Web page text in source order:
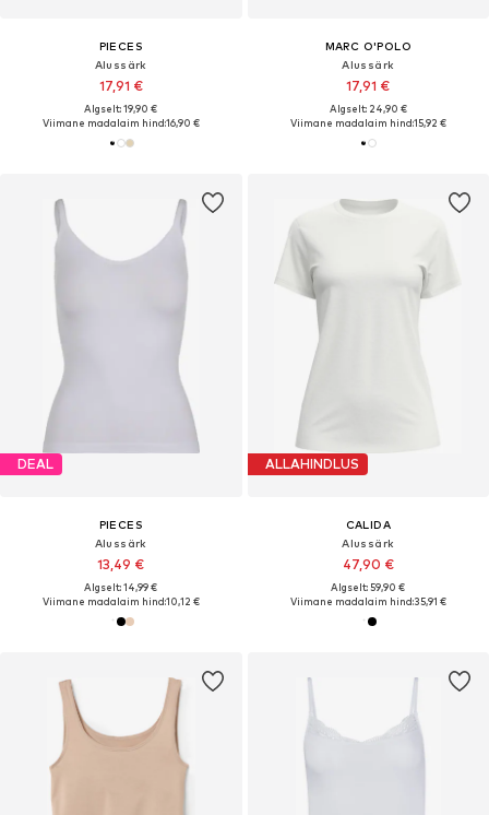
PIECES
Alussärk
17,91 €
Algselt: 19,90 €
Viimane madalaim hind:16,90 €
MARC O'POLO
Alussärk
17,91 €
Algselt: 24,90 €
Viimane madalaim hind:15,92 €
DEAL
PIECES
Alussärk
13,49 €
Algselt: 14,99 €
Viimane madalaim hind:10,12 €
ALLAHINDLUS
CALIDA
Alussärk
47,90 €
Algselt: 59,90 €
Viimane madalaim hind:35,91 €